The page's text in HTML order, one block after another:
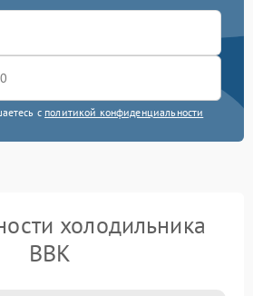
с политикой конфиденциальности
холодильника
BBK